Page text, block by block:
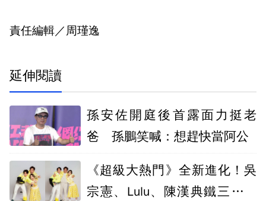
責任編輯／周瑾逸
延伸閱讀
孫安佐開庭後首露面力挺老
爸 孫鵬笑喊：想趕快當阿公
《超級大熱門》全新進化！吳
宗憲、Lulu、陳漢典鐵三角再